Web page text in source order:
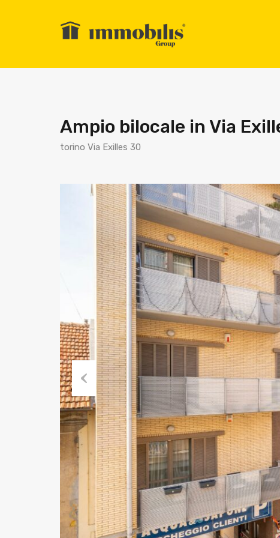
Ampio bilocale in Via
torino Via Exilles 30
Previ
ous